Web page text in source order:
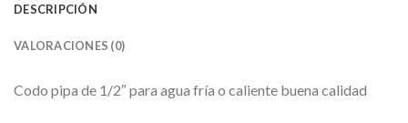
DESCRIPCIÓN
VALORACIONES (0)
Codo pipa de 1/2″ para agua fría o caliente buena calidad